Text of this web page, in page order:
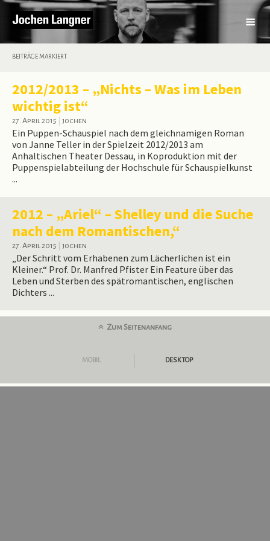
BEITRÄGE MARKIERT
2012/2013 – „Nichts – Was im Leben
wichtig ist“
27. April 2015 jochen
Ein Puppen-Schauspiel nach dem gleichnamigen Roman
von Janne Teller in der Spielzeit 2012/2013 am
Anhaltischen Theater Dessau, in Koproduktion mit der
Puppenspielabteilung der Hochschule für Schauspielkunst
...
2012 – „Ariel“ – Shelley und die Suche
nach dem Romantischen,“
27. April 2015 jochen
„Der Schritt vom Erhabenen zum Lächerlichen ist ein
Kleiner.“ Prof. Dr. Manfred Pfister Ein Feature über das
Leben und Sterben des spätromantischen, englischen
Dichters ...
Zum Seitenanfang
MOBIL DESKTOP